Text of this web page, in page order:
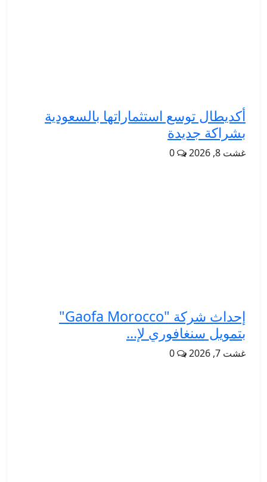
أكديطال توسع استثماراتها بالسعودية
بشراكة جديدة
غشت 8, 2026 0
إحداث شركة "Gaofa Morocco"
بتمويل سنغافوري لإ...
غشت 7, 2026 0